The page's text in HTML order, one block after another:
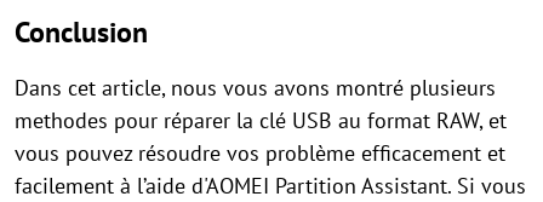
Conclusion
Dans cet article, nous vous avons montré plusieurs
methodes pour réparer la clé USB au format RAW, et
vous pouvez résoudre vos problème efficacement et
facilement à l’aide d'AOMEI Partition Assistant. Si vous